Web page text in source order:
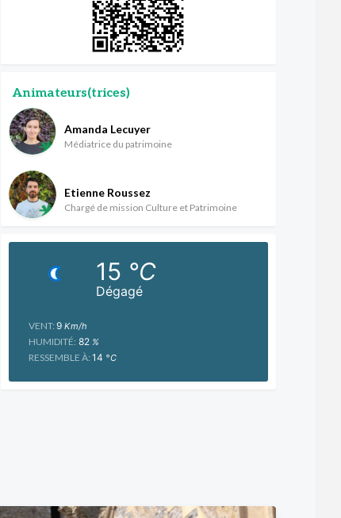
Animateurs(trices)
Amanda Lecuyer
Médiatrice du patrimoine
Etienne Roussez
Chargé de mission Culture et Patrimoine
Dégagé
15 °C
VENT: 9Km/h
HUMIDITÉ: 82%
RESSEMBLE À: 14 °C